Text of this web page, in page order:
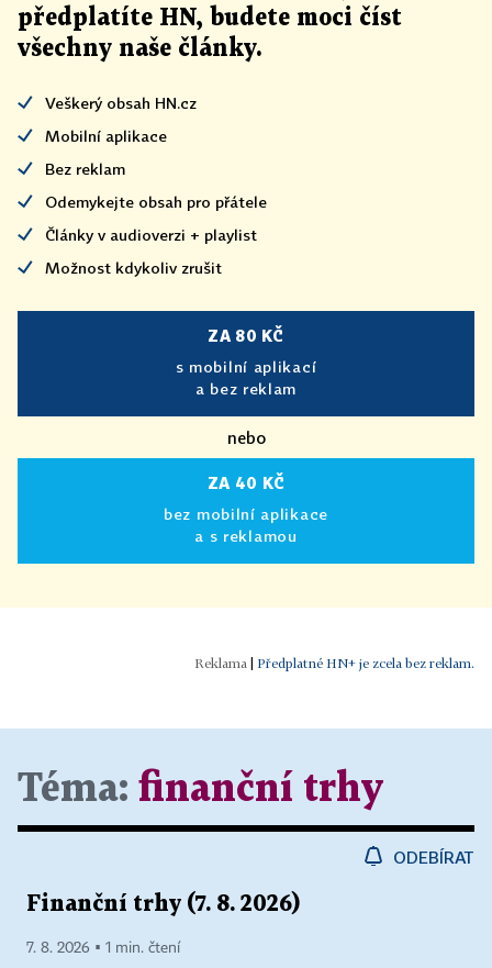
předplatíte HN, budete moci číst
všechny naše články.
Veškerý obsah HN.cz
Mobilní aplikace
Bez reklam
Odemykejte obsah pro přátele
Články v audioverzi + playlist
Možnost kdykoliv zrušit
ZA 80 KČ
s mobilní aplikací
a bez reklam
nebo
ZA 40 KČ
bez mobilní aplikace
a s reklamou
Předplatné HN+ je zcela bez reklam.
Téma: finanční trhy
ODEBÍRAT
Finanční trhy (7. 8. 2026)
7. 8. 2026 ▪ 1 min. čtení